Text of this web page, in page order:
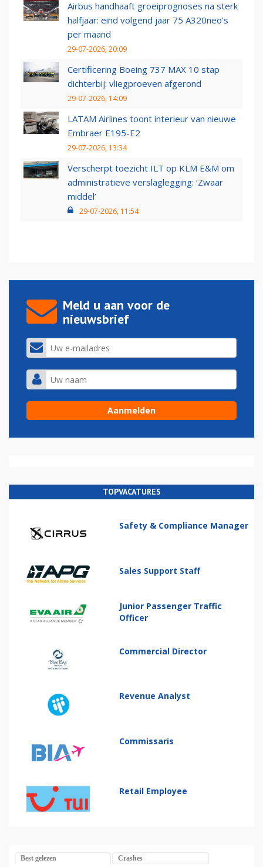
Airbus handhaaft groeiprognoses na sterk
halfjaar: eind volgend jaar 75 A320neo’s
per maand
29-07-2026, 20:09
Certificering Boeing 737 MAX 10 stap
dichterbij: vliegproeven afgerond
29-07-2026, 14:09
LATAM Airlines toont interieur van nieuwe
Embraer E195-E2
29-07-2026, 13:34
Verscherpt toezicht ILT op KLM E&M om
administratieve verslaglegging: ‘Zwaar
middel’
29-07-2026, 11:54
Meld u aan voor de
nieuwsbrief
TOPVACATURES
Safety & Compliance Manager
Sales Support Staff
Junior Passenger Traffic
Officer
Commercial Director
Revenue Analyst
Commissaris
Retail Employee
Best gelezen Crashes